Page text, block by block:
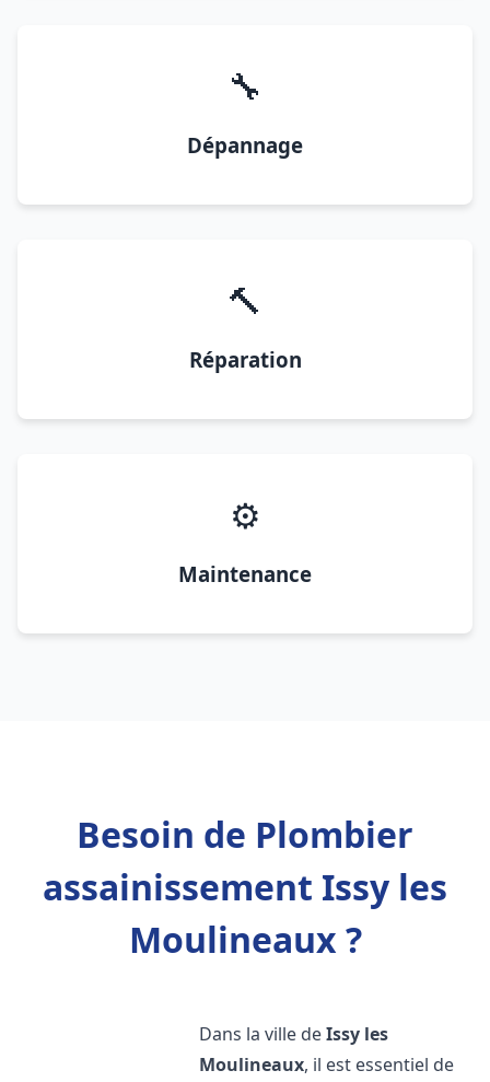
🔧
Dépannage
🔨
Réparation
⚙️
Maintenance
Besoin de Plombier
assainissement Issy les
Moulineaux ?
Dans la ville deIssy les
Moulineaux, il est essentiel de